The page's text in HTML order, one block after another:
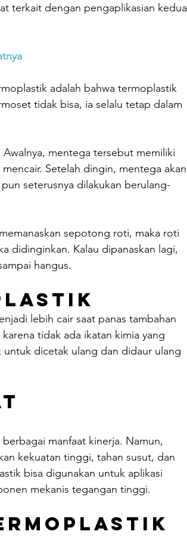
terkait dengan pengaplikasian kedua
adalah bahwa termoplastik
tidak bisa, ia selalu tetap dalam
mentega tersebut memiliki
Setelah dingin, mentega akan
seterusnya dilakukan berulang-
sepotong roti, maka roti
didinginkan. Kalau dipanaskan lagi,
hangus.
lebih cair saat panas tambahan
tidak ada ikatan kimia yang
dicetak ulang dan didaur ulang
manfaat kinerja. Namun,
kekuatan tinggi, tahan susut, dan
bisa digunakan untuk aplikasi
mekanis tegangan tinggi.